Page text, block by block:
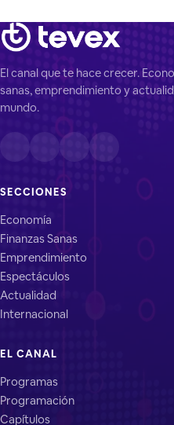
El canal que te hace crecer.
sanas, emprendimiento y
mundo.
SECCIONES
Economía
Finanzas Sanas
Emprendimiento
Espectáculos
Actualidad
Internacional
EL CANAL
Programas
Programación
Capítulos